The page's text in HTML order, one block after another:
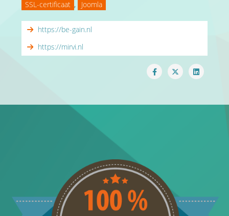
SSL-certificaat , Joomla
https://be-gain.nl
https://mirvi.nl